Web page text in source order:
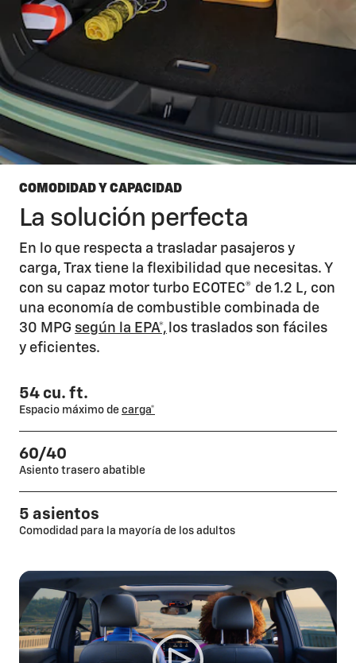
COMODIDAD Y CAPACIDAD
La solución perfecta
En lo que respecta a trasladar pasajeros y
carga, Trax tiene la flexibilidad que necesitas. Y
con su capaz motor turbo ECOTEC® de 1.2 L, con
una economía de combustible combinada de
30 MPG según la EPA*, los traslados son fáciles
y eficientes.
54 cu. ft.
Espacio máximo de carga*
60/40
Asiento trasero abatible
5 asientos
Comodidad para la mayoría de los adultos